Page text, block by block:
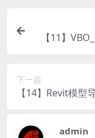
【11】
下一篇
【14】Revit模
admin